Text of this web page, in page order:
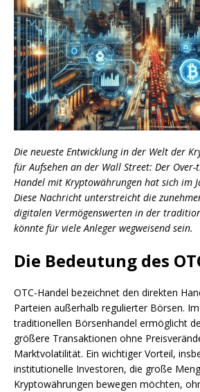
Die neueste Entwicklung in der Welt der
für Aufsehen an der Wall Street: Der Over-
Handel mit Kryptowährungen hat sich im
Diese Nachricht unterstreicht die
digitalen Vermögenswerten in der
könnte für viele Anleger wegweisend sein.
Die Bedeutung des
OTC-Handel bezeichnet den direkten
Parteien außerhalb regulierter Börsen.
traditionellen Börsenhandel ermöglicht
größere Transaktionen ohne
Marktvolatilität. Ein wichtiger Vorteil,
institutionelle Investoren, die große
Kryptowährungen bewegen möchten,